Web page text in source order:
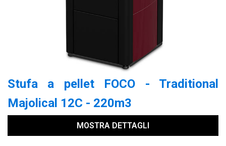
Stufa a pellet FOCO - Traditional
Majolical 12C - 220m3
MOSTRA DETTAGLI